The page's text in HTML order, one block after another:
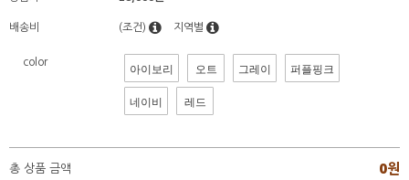
배송비 (조건) 지역별
color 아이보리 오트 그레이 퍼플핑크
네이비 레드
총 상품 금액 0원